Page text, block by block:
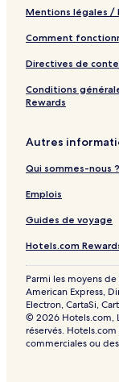
Mentions légales /
Comment
Directives de
Conditions
Rewards
Autres
Qui sommes-nous ?
Emplois
Guides de voyage
Hotels.com
Parmi les moyens
American Express,
Electron, CartaSi,
© 2026 Hotels.com,
réservés.
commerciales ou